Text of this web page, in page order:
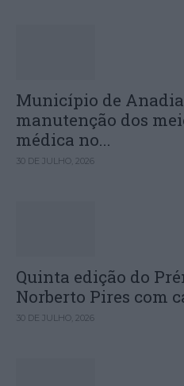
Município de
manutenção dos
médica no...
30 DE JULHO, 2026
Quinta edição do
Norberto Pires com
30 DE JULHO, 2026